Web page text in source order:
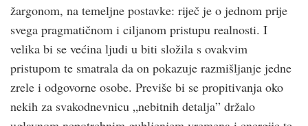
žargonom, na temeljne postavke: riječ je o jednom prije
svega pragmatičnom i ciljanom pristupu realnosti. I
velika bi se većina ljudi u biti složila s ovakvim
pristupom te smatrala da on pokazuje razmišljanje jedne
zrele i odgovorne osobe. Previše bi se propitivanja oko
nekih za svakodnevnicu „nebitnih detalja” držalo